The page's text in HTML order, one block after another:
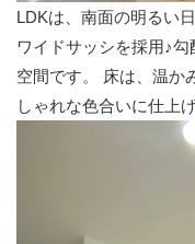
LDKは、南面の明るい
ワイドサッシを採用♪
空間です。 床は、温か
しゃれな色合いに仕上